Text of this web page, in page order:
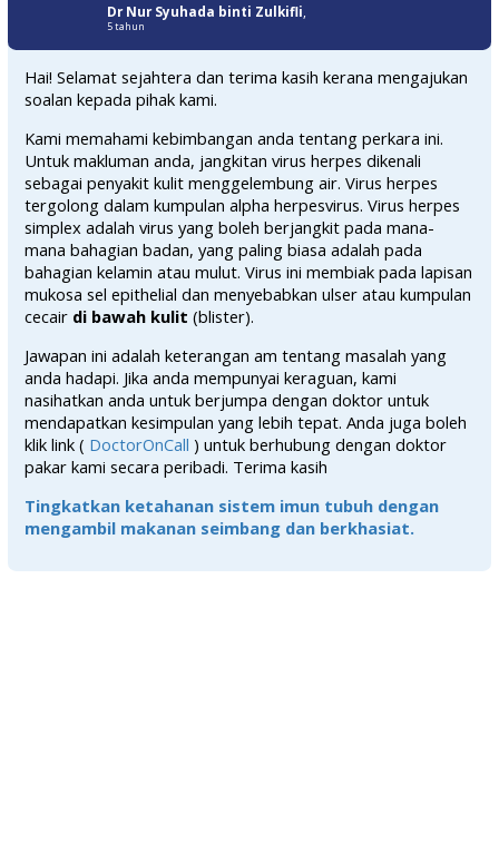
Dr Nur Syuhada binti Zulkifli
5 tahun
Hai! Selamat sejahtera dan terima kasih kerana mengajukan
soalan kepada pihak kami.
Kami memahami kebimbangan anda tentang perkara ini.
Untuk makluman anda, jangkitan virus herpes dikenali
sebagai penyakit kulit menggelembung air. Virus herpes
tergolong dalam kumpulan alpha herpesvirus. Virus herpes
simplex adalah virus yang boleh berjangkit pada mana-
mana bahagian badan, yang paling biasa adalah pada
bahagian kelamin atau mulut. Virus ini membiak pada lapisan
mukosa sel epithelial dan menyebabkan ulser atau kumpulan
cecair di bawah kulit (blister).
Jawapan ini adalah keterangan am tentang masalah yang
anda hadapi. Jika anda mempunyai keraguan, kami
nasihatkan anda untuk berjumpa dengan doktor untuk
mendapatkan kesimpulan yang lebih tepat. Anda juga boleh
klik link ( DoctorOnCall ) untuk berhubung dengan doktor
pakar kami secara peribadi. Terima kasih
Tingkatkan ketahanan sistem imun tubuh dengan
mengambil makanan seimbang dan berkhasiat.